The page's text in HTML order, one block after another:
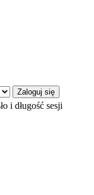
i długość sesji